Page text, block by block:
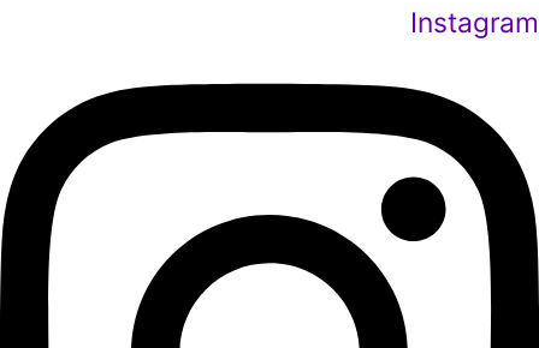
Instagram